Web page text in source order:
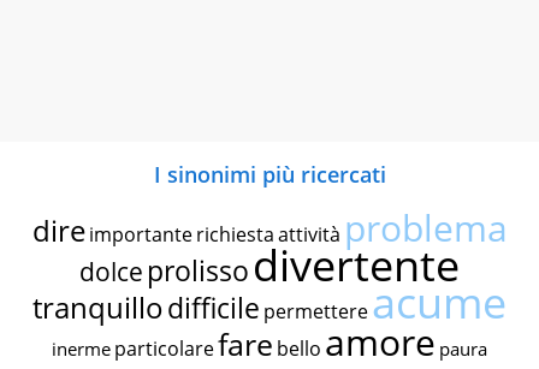
I sinonimi più ricercati
dire importante richiestaattività problema
dolce prolissodivertente
tranquillodifficile permettereacume
inerme particolarefare bello amore paura